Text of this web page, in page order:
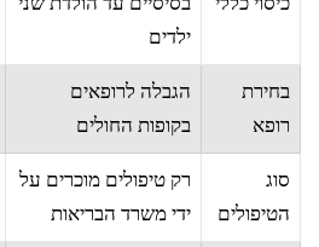
ילדים
בחירת
רופא
הגבלה לרופאים
בקופות החולים
סוג
הטיפולים
רק טיפולים מוכרים על
ידי משרד הבריאות